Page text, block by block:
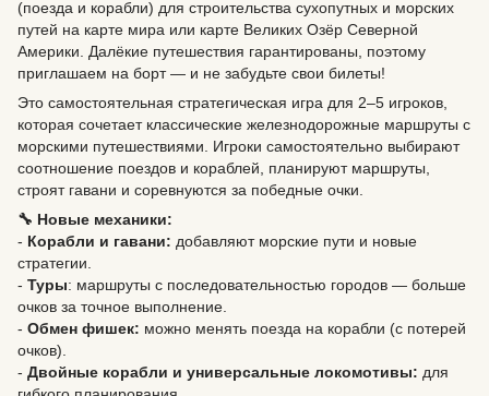
(поезда и корабли) для строительства сухопутных и морских
путей на карте мира или карте Великих Озёр Северной
Америки. Далёкие путешествия гарантированы, поэтому
приглашаем на борт — и не забудьте свои билеты!
Это самостоятельная стратегическая игра для 2–5 игроков,
которая сочетает классические железнодорожные маршруты с
морскими путешествиями. Игроки самостоятельно выбирают
соотношение поездов и кораблей, планируют маршруты,
строят гавани и соревнуются за победные очки.
🔧 Новые механики:
- Корабли и гавани: добавляют морские пути и новые
стратегии.
- Туры: маршруты с последовательностью городов — больше
очков за точное выполнение.
- Обмен фишек: можно менять поезда на корабли (с потерей
очков).
- Двойные корабли и универсальные локомотивы: для